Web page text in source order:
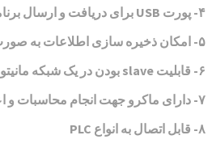
۴- پورت USB برای دریافت و ارسال برنامه
۵- امکان ذخیره سازی اطلاعات به صورت record
۶- قابلیت slave بودن در یک شبکه مانیتورینگ
۷- دارای ماکرو جهت انجام محاسبات و اعمال منطقی
۸- قابل اتصال به انواع PLC